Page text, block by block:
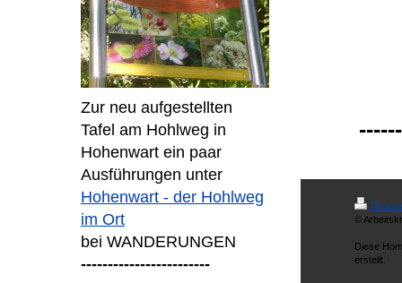
Zur neu aufgestellten
Tafel am Hohlweg in
Hohenwart ein paar
Ausführungen unter
Hohenwart - der Hohlweg
im Ort
bei WANDERUNGEN
------------------------
©
Diese
erstellt.